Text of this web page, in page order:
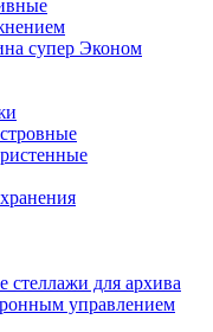
супер Эконом
стеллажи для архива
управлением